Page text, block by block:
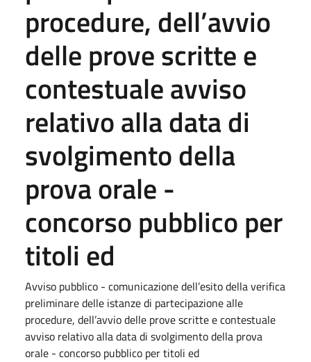
procedure, dell’avvio
delle prove scritte e
contestuale avviso
relativo alla data di
svolgimento della
prova orale -
concorso pubblico per
titoli ed
Avviso pubblico - comunicazione dell’esito della verifica
preliminare delle istanze di partecipazione alle
procedure, dell’avvio delle prove scritte e contestuale
avviso relativo alla data di svolgimento della prova
orale - concorso pubblico per titoli ed